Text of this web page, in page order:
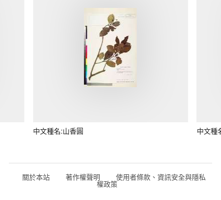
中文種名:山香圓 中文種
關於本站 著作權聲明 使用者條款、資訊安全與隱私
權政策